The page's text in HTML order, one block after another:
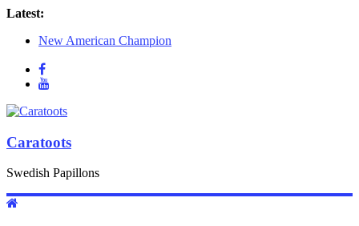
Latest:
New American Champion
SKK Lidköping 2018-05-13
SDHK Lidköping 2018-05-12
Caratoots
Swedish Papillons